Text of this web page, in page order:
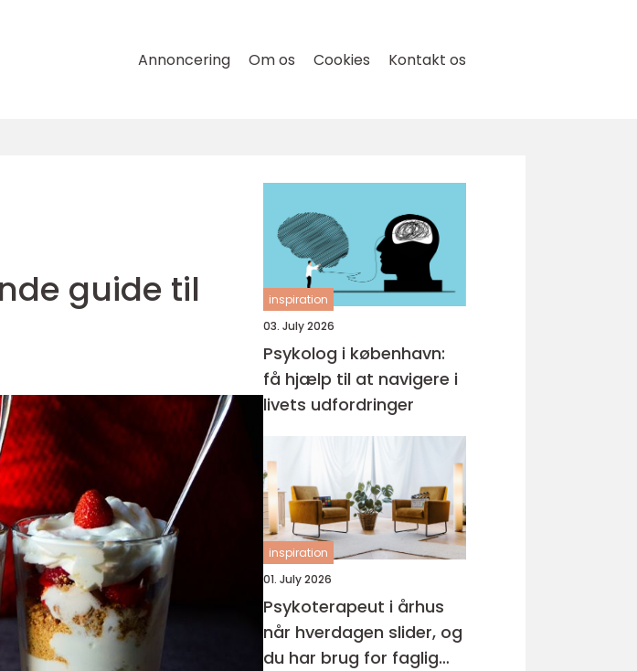
Annoncering Om os Cookies Kontakt os
guide til
inspiration
03. July 2026
Psykolog i københavn:
få hjælp til at navigere i
livets udfordringer
inspiration
01. July 2026
Psykoterapeut i århus
når hverdagen slider, og
du har brug for faglig